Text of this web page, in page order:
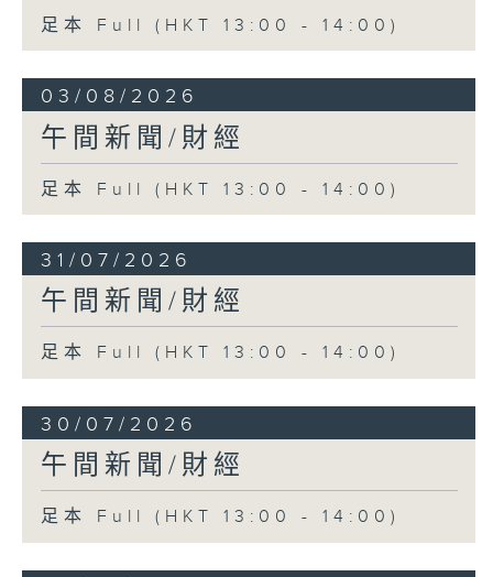
足本 Full (HKT 13:00 - 14:00)
03/08/2026
午間新聞/財經
足本 Full (HKT 13:00 - 14:00)
31/07/2026
午間新聞/財經
足本 Full (HKT 13:00 - 14:00)
30/07/2026
午間新聞/財經
足本 Full (HKT 13:00 - 14:00)